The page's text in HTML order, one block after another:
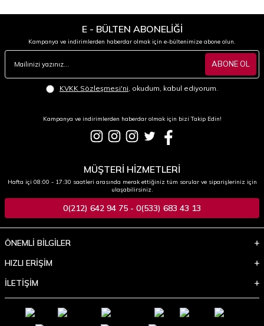
E - BÜLTEN ABONELİĞİ
Kampanya ve indirimlerden haberdar olmak için e-bültenimize abone olun.
ABONE OL
KVKK Sözleşmesi'ni , okudum, kabul ediyorum.
Kampanya ve indirimlerden haberdar olmak için bizi Takip Edin!
MÜŞTERİ HİZMETLERİ
Hafta içi 08:00 - 17:30 saatleri arasında merak ettiğiniz tüm sorular ve siparişleriniz için
ulaşabilirsiniz.
0(212) 642 94 75 - 0(533) 683 43 13
ÖNEMLİ BİLGİLER
HIZLI ERİŞİM
İLETİŞİM